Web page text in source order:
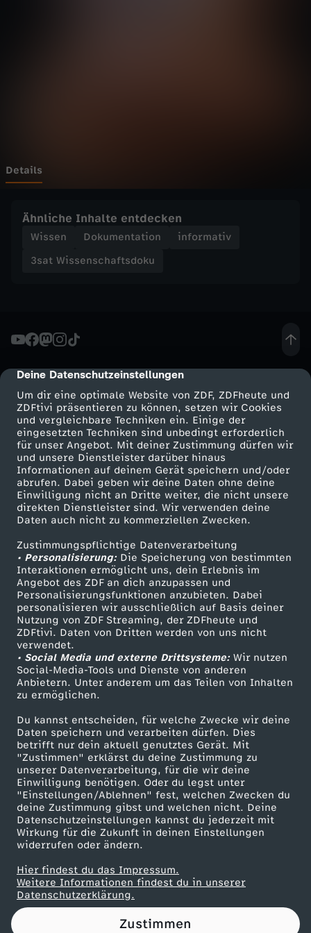
cmp-dialog-description
Deine Datenschutzeinstellungen
Um dir eine optimale Website von ZDF, ZDFheute und
ZDFtivi präsentieren zu können, setzen wir Cookies
und vergleichbare Techniken ein. Einige der
eingesetzten Techniken sind unbedingt erforderlich
für unser Angebot. Mit deiner Zustimmung dürfen wir
und unsere Dienstleister darüber hinaus
Informationen auf deinem Gerät speichern und/oder
abrufen. Dabei geben wir deine Daten ohne deine
Einwilligung nicht an Dritte weiter, die nicht unsere
direkten Dienstleister sind. Wir verwenden deine
Daten auch nicht zu kommerziellen Zwecken.
Zustimmungspflichtige Datenverarbeitung
• Personalisierung:Die Speicherung von bestimmten
Interaktionen ermöglicht uns, dein Erlebnis im
Angebot des ZDF an dich anzupassen und
Personalisierungsfunktionen anzubieten. Dabei
personalisieren wir ausschließlich auf Basis deiner
Nutzung von ZDF Streaming, der ZDFheute und
ZDFtivi. Daten von Dritten werden von uns nicht
verwendet.
• Social Media und externe Drittsysteme:Wir nutzen
Social-Media-Tools und Dienste von anderen
Anbietern. Unter anderem um das Teilen von Inhalten
zu ermöglichen.
Du kannst entscheiden, für welche Zwecke wir deine
Daten speichern und verarbeiten dürfen. Dies
betrifft nur dein aktuell genutztes Gerät. Mit
"Zustimmen" erklärst du deine Zustimmung zu
unserer Datenverarbeitung, für die wir deine
Einwilligung benötigen. Oder du legst unter
"Einstellungen/Ablehnen" fest, welchen Zwecken du
deine Zustimmung gibst und welchen nicht. Deine
Datenschutzeinstellungen kannst du jederzeit mit
Wirkung für die Zukunft in deinen Einstellungen
widerrufen oder ändern.
Hier findest du das Impressum.
Weitere Informationen findest du in unserer
Datenschutzerklärung.
Zustimmen
h
f
d
o
k
u
-
E
l
e
m
e
n
t
a
r
t
e
i
l
Details
Ähnliche Inhalte entdecken
Wissen Dokumentation
informativ
3sat Wissenschaftsdoku
Mehr ZDF
ZDF-Apps
Smart TV
ZDFtext
Livestreams
Sendungen A-Z
TV-Programm
Service
ZDFmitreden
Kontakt zum ZDF
Tickets
Zuschauerservice
Hilfe
ZDF Unternehmen
Karriere
ZDF goes Schule
Werbefernsehen
Mainzelmännchen
Partner